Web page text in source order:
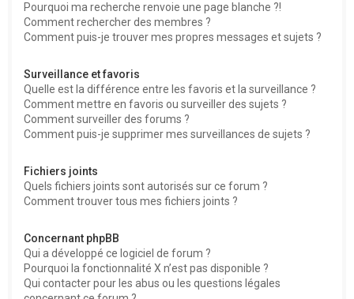
Pourquoi ma recherche renvoie une page blanche ?!
Comment rechercher des membres ?
Comment puis-je trouver mes propres messages et sujets ?
Surveillance et favoris
Quelle est la différence entre les favoris et la surveillance ?
Comment mettre en favoris ou surveiller des sujets ?
Comment surveiller des forums ?
Comment puis-je supprimer mes surveillances de sujets ?
Fichiers joints
Quels fichiers joints sont autorisés sur ce forum ?
Comment trouver tous mes fichiers joints ?
Concernant phpBB
Qui a développé ce logiciel de forum ?
Pourquoi la fonctionnalité X n’est pas disponible ?
Qui contacter pour les abus ou les questions légales